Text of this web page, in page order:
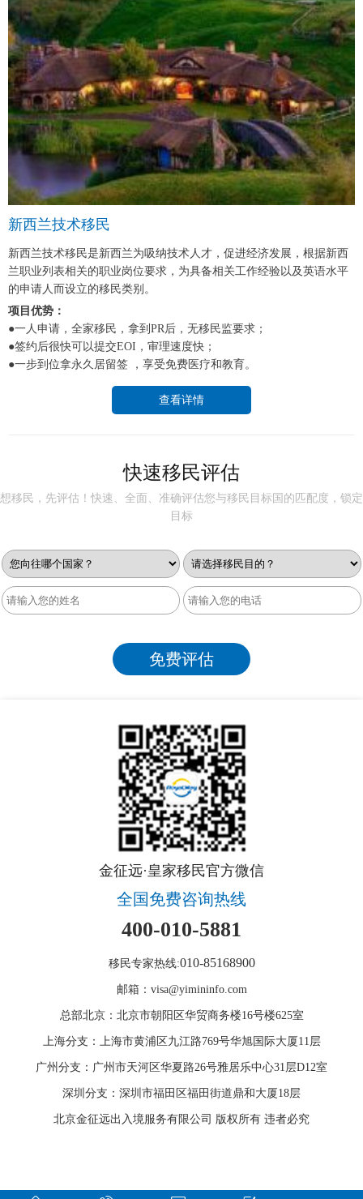
新西兰技术移民
新西兰技术移民是新西兰为吸纳技术人才，促进经济发展，根据新西
兰职业列表相关的职业岗位要求，为具备相关工作经验以及英语水平
的申请人而设立的移民类别。
项目优势：
●一人申请，全家移民，拿到PR后，无移民监要求；
●签约后很快可以提交EOI，审理速度快；
●一步到位拿永久居留签 ，享受免费医疗和教育。
查看详情
快速移民评估
想移民，先评估！快速、全面、准确评估您与移民目标国的匹配度，锁定
目标
金征远·皇家移民官方微信
全国免费咨询热线
400-010-5881
移民专家热线:010-85168900
邮箱：visa@yimininfo.com
总部北京：北京市朝阳区华贸商务楼16号楼625室
上海分支：上海市黄浦区九江路769号华旭国际大厦11层
广州分支：广州市天河区华夏路26号雅居乐中心31层D12室
深圳分支：深圳市福田区福田街道鼎和大厦18层
北京金征远出入境服务有限公司 版权所有 违者必究